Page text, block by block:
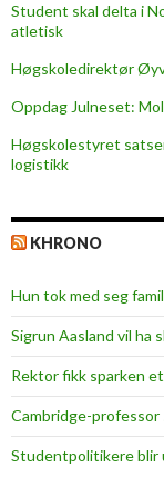
Student skal delta i
atletisk
Høgskoledirektør
Oppdag Julneset:
Høgskolestyret
logistikk
KHRONO
Hun tok med seg
Sigrun Aasland vil ha
Rektor fikk sparken
Cambridge-
Studentpolitikere